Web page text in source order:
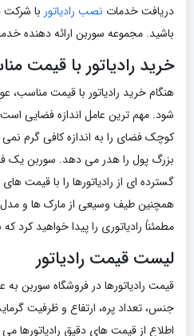
دریافت خدمات نصب رادیاتور با
باشید. مجموعه سوربن ارائه دهنده
خرید رادیاتور با قیمت
هنگام خرید رادیاتور با قیمت مناسب،
شود. مهم ترین عامل اندازه فضایی است
کوچک فضای را به اندازه کافی گرم نمی
بزرگ پول را هدر می دهد. سوربن یک
گسترده ای از رادیاتورها را با قیمت
همچنین طیف وسیعی از مارک ها و مدل
مطمئناً رادیاتوری را پیدا خواهید کرد
لیست قیمت رادیاتور
قیمت رادیاتورها در فروشگاه سوربن به
جنس، تعداد پره، ارتفاع و ظرفیت
اطلاع از قیمت های دقیق رادیاتورها